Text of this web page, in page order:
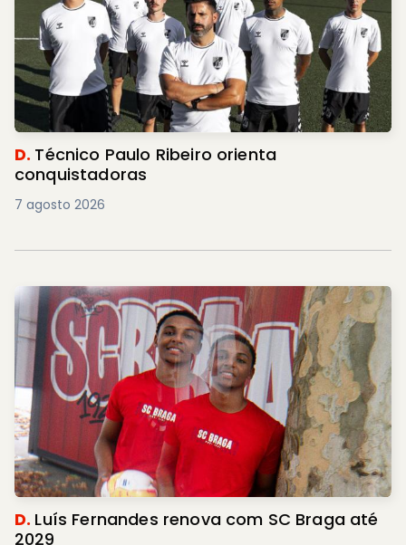
D. Técnico Paulo Ribeiro orienta
conquistadoras
7 agosto 2026
D. Luís Fernandes renova com SC Braga até
2029